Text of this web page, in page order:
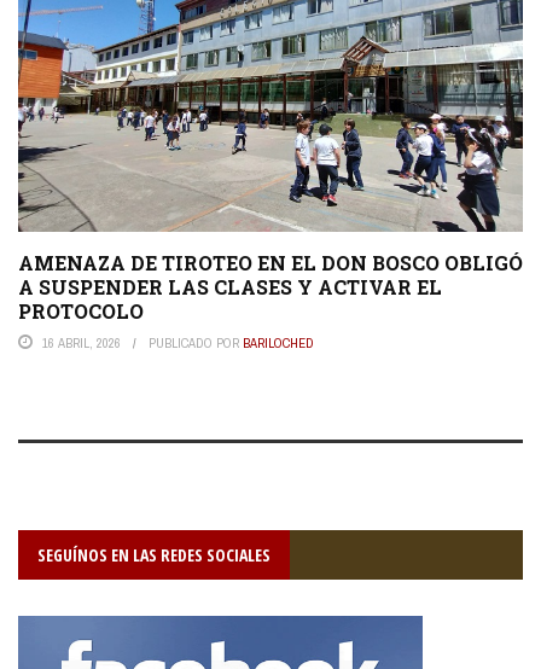
AMENAZA DE TIROTEO EN EL DON BOSCO OBLIGÓ
A SUSPENDER LAS CLASES Y ACTIVAR EL
PROTOCOLO
16 ABRIL, 2026 PUBLICADO POR BARILOCHED
SEGUÍNOS EN LAS REDES SOCIALES